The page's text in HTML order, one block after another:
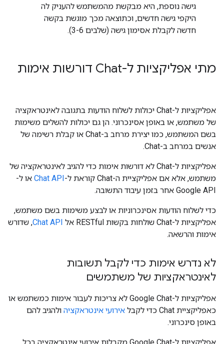
גישה נוספת, היא מבקשת מהמשתמש להעניק לה
היקפי גישה חדשים, וכתוצאה מכך מוגשת בקשה
חדשה לקבלת אסימון גישה (שלבים 3-6).
מתי אפליקציות ל-Chat דורשות אימות
אפליקציות ל-Chat יכולות לשלוח הודעות בתגובה לאינטראקציה
של משתמש, או באופן אסינכרוני. הן גם יכולות להשלים משימות
בשם המשתמש, כמו יצירת מרחב ב-Chat או קבלת רשימה של
אנשים במרחב ב-Chat.
אפליקציות ל-Chat לא דורשות אימות כדי להגיב לאינטראקציה של
משתמש, אלא אם אפליקציית ה-Chat קוראת ל-
Chat API או ל-
Google API אחר בזמן עיבוד התשובה.
כדי לשלוח הודעות אסינכרוניות או לבצע משימות בשם משתמש,
אפליקציות ל-Chat שולחות בקשות RESTful אל
Chat API, שדורש
אימות והרשאה.
לא נדרש אימות כדי לקבל תשובות
לאינטראקציות של משתמשים
אפליקציות ל-Google Chat לא צריכות לעבור אימות כמשתמש או
כאפליקציית Chat כדי לקבל
אירועי אינטראקציה ולהגיב להם
באופן סינכרוני.
אפליקציות ל-Google Chat מקבלות אירועי אינטראקציה בכל